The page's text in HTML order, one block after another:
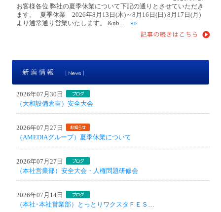
お客様各位 弊社の夏季休業について下記の通りとさせていただき
ます。 夏季休業 2026年8月13日(木)～8月16日(日) 8月17日(月)
より通常通り営業いたします。 &nb...»»
2026年07月30日
（大和設備倉吉）安全大会
2026年07月27日
（AMEDIAグループ）夏季休業について
2026年07月27日
（本社営業部）安全大会・人権問題研修会
2026年07月14日
（本社･本社営業部）とっとりワクスタＦＥＳ…